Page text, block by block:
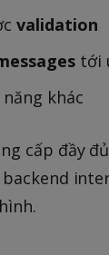
validation
tới
khác
cấp đầy